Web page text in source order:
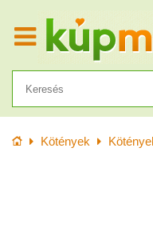
KezdőlapKötények